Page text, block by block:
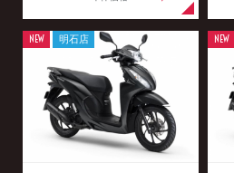
NEW 明石店 NEW